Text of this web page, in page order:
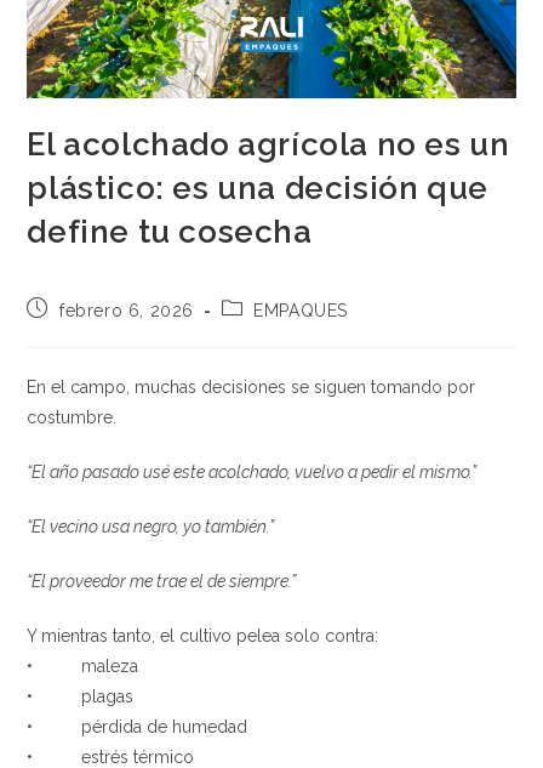
El acolchado agrícola no es un
plástico: es una decisión que
define tu cosecha
Publicación
entrada:
febrero 6, 2026
Categoría
entrada:
EMPAQUES
En el campo, muchas decisiones se siguen tomando por
costumbre.
“El año pasado usé este acolchado, vuelvo a pedir el mismo.”
“El vecino usa negro, yo también.”
“El proveedor me trae el de siempre.”
Y mientras tanto, el cultivo pelea solo contra:
• maleza
• plagas
• pérdida de humedad
• estrés térmico